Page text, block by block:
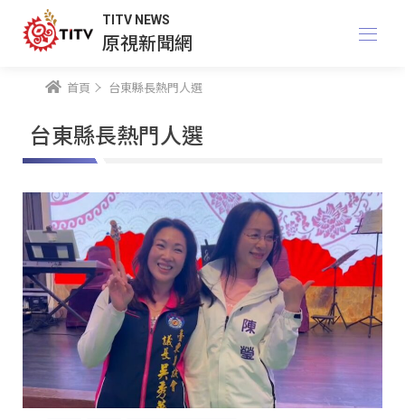
TITV NEWS
原視新聞網
首頁 台東縣長熱門人選
台東縣長熱門人選